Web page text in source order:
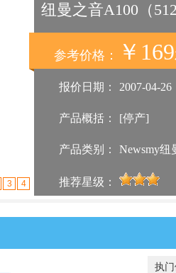
3 4
纽曼之音A100（
参考价格： ￥169
报价日期： 2007-04-26
产品概括： [停产]
产品类别： Newsmy纽
推荐星级：
执